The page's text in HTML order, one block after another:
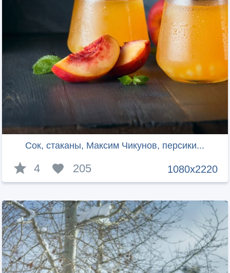
Сок, стаканы, Максим Чикунов, персики...
1080x2220
4 205